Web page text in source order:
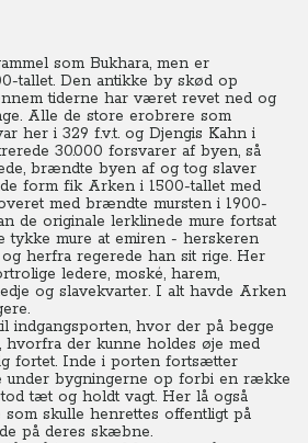
som Bukhara, men er
tallet. Den antikke by skød op
tiderne har været revet ned og
Alle de store erobrere som
her i 329 f.v.t. og Djengis Kahn i
30.000 forsvarer af byen, så
brændte byen af og tog slaver
form fik Arken i 1500-tallet med
med brændte mursten i 1900-
de originale lerklinede mure fortsat
tykke mure at emiren - herskeren
herfra regerede han sit rige. Her
ledere, moské, harem,
og slavekvarter. I alt havde Arken
indgangsporten, hvor der på begge
hvorfra der kunne holdes øje med
fortet. Inde i porten fortsætter
under bygningerne op forbi en række
tæt og holdt vagt. Her lå også
skulle henrettes offentligt på
på deres skæbne.